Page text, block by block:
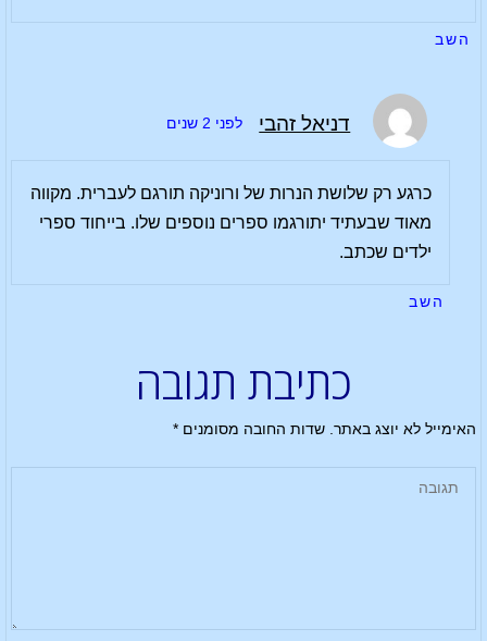
השב
דניאל זהבי לפני 2 שנים
כרגע רק שלושת הנרות של ורוניקה תורגם לעברית. מקווה
מאוד שבעתיד יתורגמו ספרים נוספים שלו. בייחוד ספרי
ילדים שכתב.
השב
כתיבת תגובה
האימייל לא יוצג באתר. שדות החובה מסומנים*